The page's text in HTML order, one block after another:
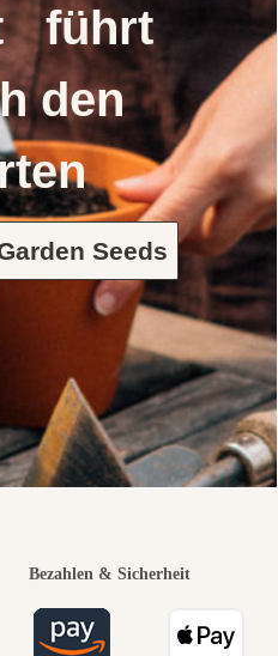
führt
den
Seeds
Bezahlen & Sicherheit